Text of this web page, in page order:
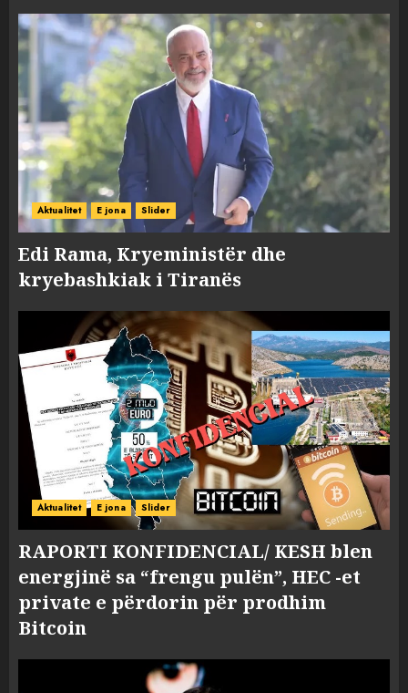
Aktualitet E jona Slider
Edi Rama, Kryeministër dhe
kryebashkiak i Tiranës
Aktualitet E jona Slider
RAPORTI KONFIDENCIAL/ KESH blen
energjinë sa “frengu pulën”, HEC -et
private e përdorin për prodhim
Bitcoin